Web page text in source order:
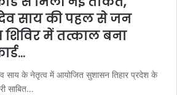
देव साय की पहल से जन
शिविर में तत्काल बना
साय के नेतृत्व में आयोजित सुशासन तिहार प्रदेश के
साबित…